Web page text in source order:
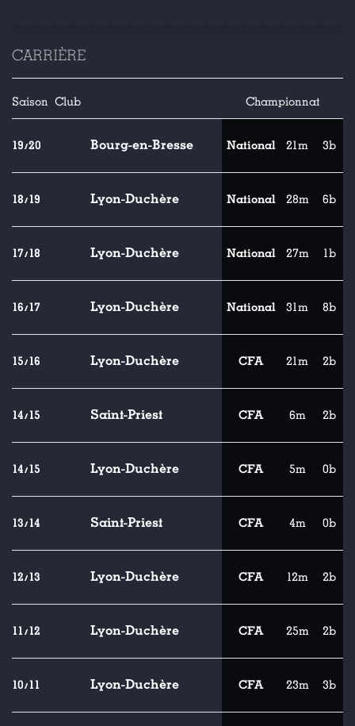
CARRIÈRE
Saison Club Championnat
19/20 Bourg-en-Bresse National 21m 3b
18/19 Lyon-Duchère National 28m 6b
17/18 Lyon-Duchère National 27m 1b
16/17 Lyon-Duchère National 31m 8b
15/16 Lyon-Duchère CFA 21m 2b
14/15 Saint-Priest CFA 6m 2b
14/15 Lyon-Duchère CFA 5m 0b
13/14 Saint-Priest CFA 4m 0b
12/13 Lyon-Duchère CFA 12m 2b
11/12 Lyon-Duchère CFA 25m 2b
10/11 Lyon-Duchère CFA 23m 3b